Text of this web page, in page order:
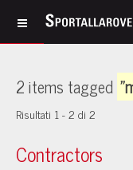
2 items tagged
Risultati 1 - 2 di 2
Contractors